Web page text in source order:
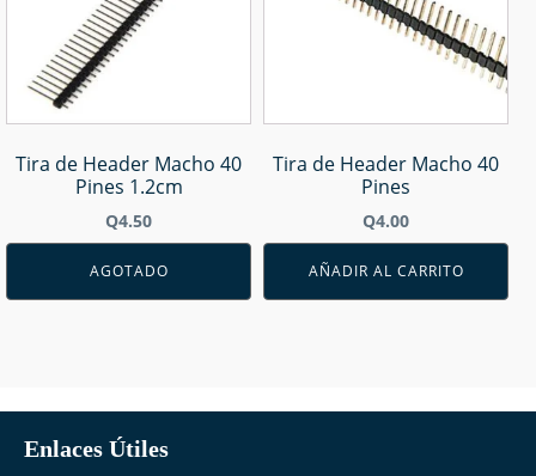
Tira de Header Macho 40
Pines 1.2cm
Q4.50
AGOTADO
Tira de Header Macho 40
Pines
Q4.00
AÑADIR AL CARRITO
Enlaces Útiles